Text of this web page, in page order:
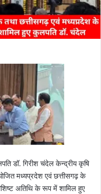
डॉ. गिरीश चंदेल केन्द्रीय कृषि
मध्यप्रदेश एवं छत्तीसगढ़ के
अतिथि के रूप में शामिल हुए